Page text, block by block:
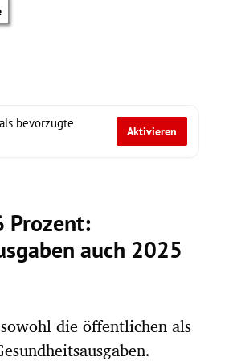
bevorzugte
Aktivieren
Prozent:
auch 2025
die öffentlichen als